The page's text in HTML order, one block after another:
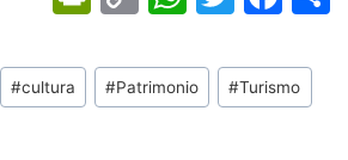
tF
ri
p
y
at
s
itt
er
c
e
Tags
de
#cultura #Patrimonio #Turismo